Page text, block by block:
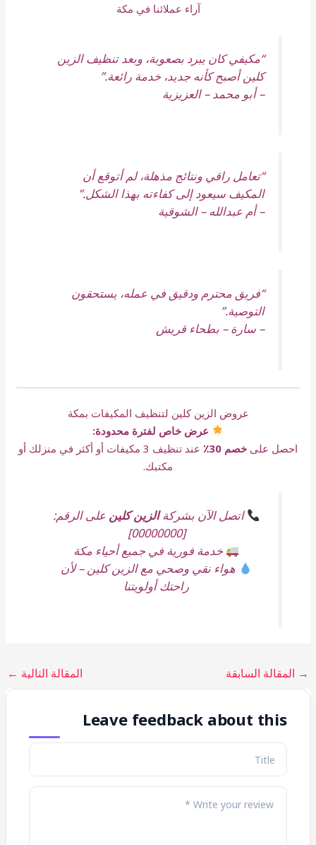
آراء عملائنا في مكة
“مكيفي كان يبرد بصعوبة، وبعد تنظيف الزين
كلين أصبح كأنه جديد، خدمة رائعة.”
–أبو محمد – العزيزية
“تعامل راقي ونتائج مذهلة، لم أتوقع أن
المكيف سيعود إلى كفاءته بهذا الشكل.”
–أم عبدالله – الشوقية
“فريق محترم ودقيق في عمله، يستحقون
التوصية.”
– سارة – بطحاء قريش
عروض الزين كلين لتنظيف المكيفات بمكة
عرض خاص لفترة محدودة:
احصل على خصم 30٪
عند تنظيف 3 مكيفات أو أكثر في منزلك أو
مكتبك.
اتصل الآن بشركةالزين كلين على الرقم:
[00000000]
خدمة فورية في جميع أحياء مكة
هواء نقي وصحي مع الزين كلين – لأن
راحتك أولويتنا
→ المقالة السابقة المقالة التالية ←
Leave feedback about this